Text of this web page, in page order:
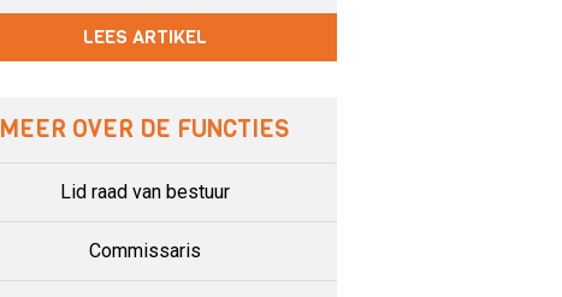
LEES ARTIKEL
MEER OVER DE FUNCTIES
Lid raad van bestuur
Commissaris